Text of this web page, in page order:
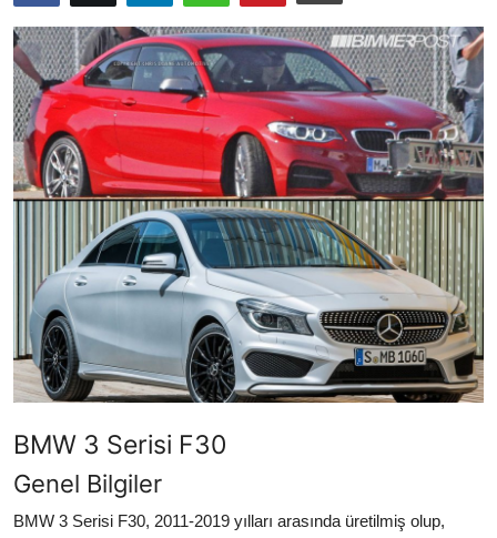
Yağlar
Oto Bilgi
BMW 3 Serisi F30
Genel Bilgiler
BMW 3 Serisi F30, 2011-2019 yılları arasında üretilmiş olup,